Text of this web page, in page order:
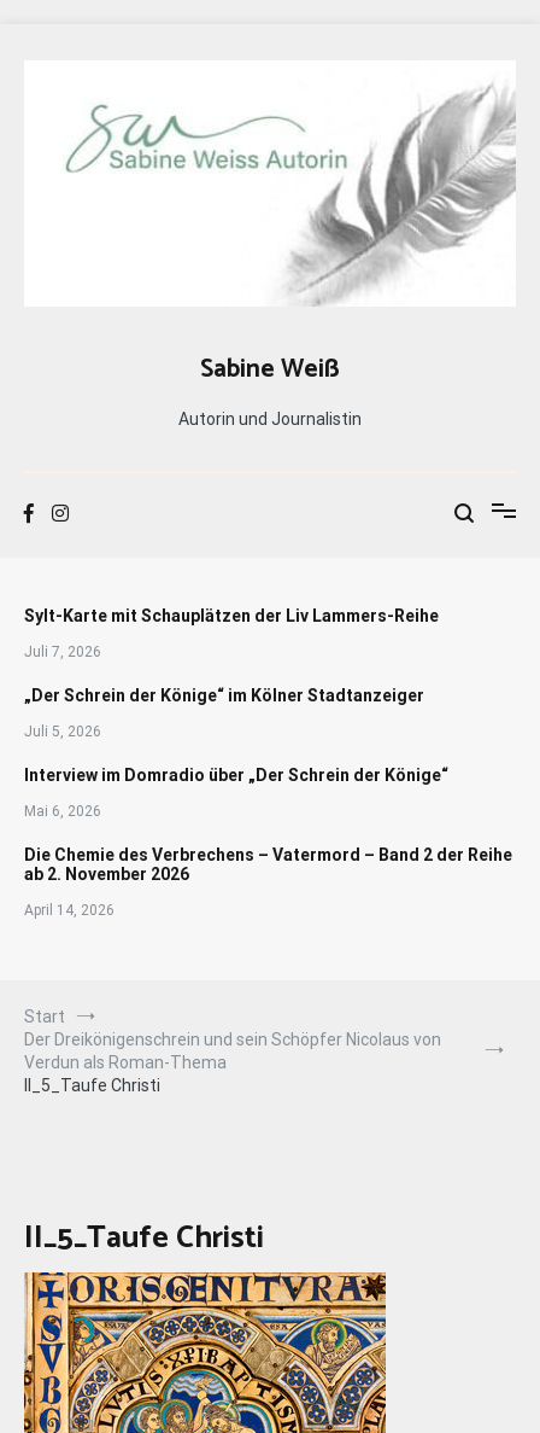
Sabine Weiß
Autorin und Journalistin
Sylt-Karte mit Schauplätzen der Liv Lammers-Reihe
Juli 7, 2026
„Der Schrein der Könige“ im Kölner Stadtanzeiger
Juli 5, 2026
Interview im Domradio über „Der Schrein der Könige“
Mai 6, 2026
Die Chemie des Verbrechens – Vatermord – Band 2 der Reihe
ab 2. November 2026
April 14, 2026
Start
Der Dreikönigenschrein und sein Schöpfer Nicolaus von
Verdun als Roman-Thema
II_5_Taufe Christi
II_5_Taufe Christi